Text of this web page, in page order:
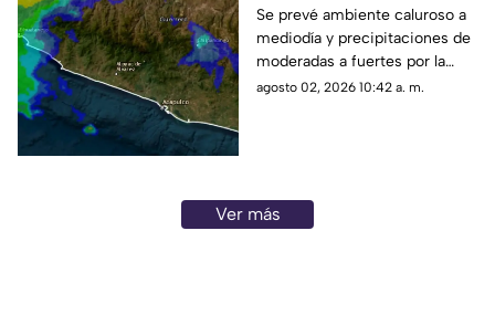
pronóstico para
Guerrero
Se prevé ambiente caluroso a
mediodía y precipitaciones de
moderadas a fuertes por la
tarde, acompañadas por
agosto 02, 2026 10:42 a. m.
Ver más